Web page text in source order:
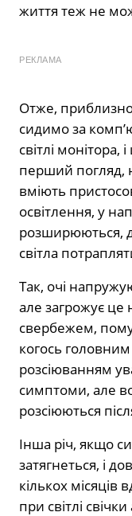
життя теж не
РЕКЛАМА
Отже,
сидимо за
світлі
перший погляд,
вміють
освітлення, у
розширюються,
світла
Так, очі
але загрожує це
свербежем,
когось
розсіюванням
симптоми, але
розсіюються
Інша річ, якщо
затягнеться, і
кількох місяців
при світлі